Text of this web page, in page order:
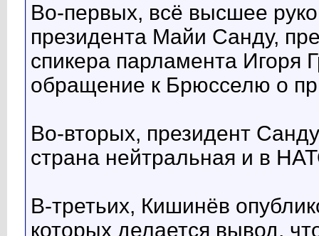
Во-первых, всё высшее
президента Майи Санду,
спикера парламента Игоря
обращение к Брюсселю о
Во-вторых, президент
страна нейтральная и в
В-третьих, Кишинёв
которых делается вывод,